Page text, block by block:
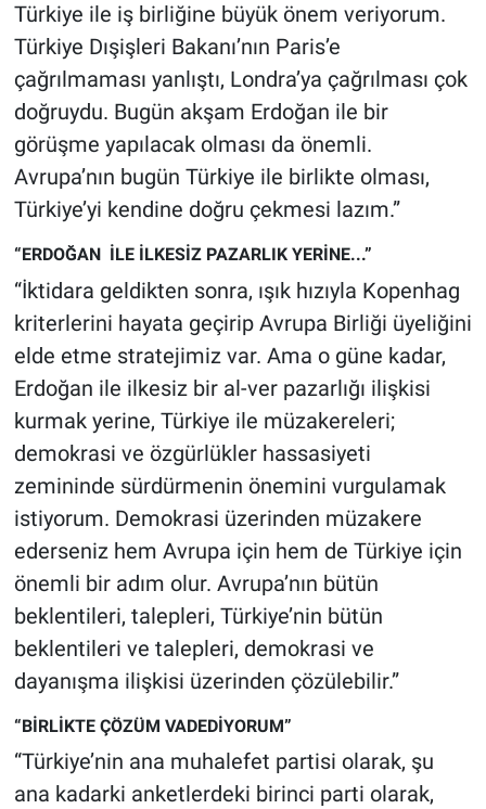
Türkiye ile iş birliğine büyük önem veriyorum.
Türkiye Dışişleri Bakanı’nın Paris’e
çağrılmaması yanlıştı, Londra’ya çağrılması çok
doğruydu. Bugün akşam Erdoğan ile bir
görüşme yapılacak olması da önemli.
Avrupa’nın bugün Türkiye ile birlikte olması,
Türkiye’yi kendine doğru çekmesi lazım.”
“ERDOĞAN İLE İLKESİZ PAZARLIK YERİNE...”
“İktidara geldikten sonra, ışık hızıyla Kopenhag
kriterlerini hayata geçirip Avrupa Birliği üyeliğini
elde etme stratejimiz var. Ama o güne kadar,
Erdoğan ile ilkesiz bir al-ver pazarlığı ilişkisi
kurmak yerine, Türkiye ile müzakereleri;
demokrasi ve özgürlükler hassasiyeti
zemininde sürdürmenin önemini vurgulamak
istiyorum. Demokrasi üzerinden müzakere
ederseniz hem Avrupa için hem de Türkiye için
önemli bir adım olur. Avrupa’nın bütün
beklentileri, talepleri, Türkiye’nin bütün
beklentileri ve talepleri, demokrasi ve
dayanışma ilişkisi üzerinden çözülebilir.”
“BİRLİKTE ÇÖZÜM VADEDİYORUM”
“Türkiye’nin ana muhalefet partisi olarak, şu
ana kadarki anketlerdeki birinci parti olarak,
Nedir
Popüler
Programlar
Sağlık
Teknoloji
Türkiye'nin Geleceği
Türkiye'nin Gündemi
Yerel Gündem
Yerel Yaşam
Canlı Yayın